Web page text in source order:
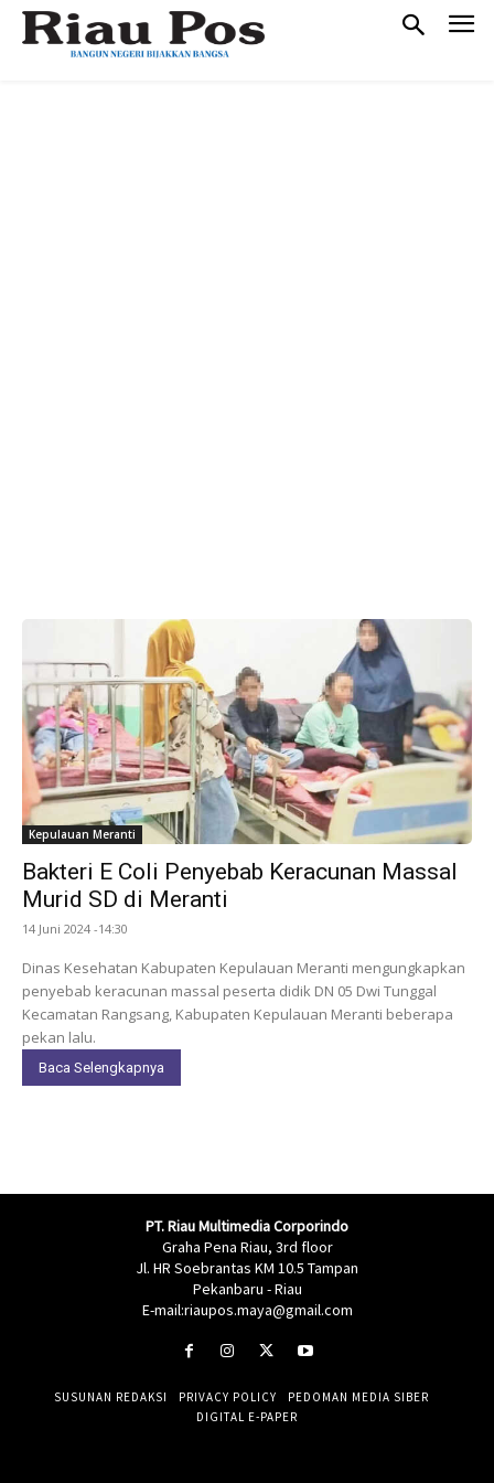
Kepulauan Meranti
Bakteri E Coli Penyebab Keracunan Massal
Murid SD di Meranti
14 Juni 2024 -14:30
Dinas Kesehatan Kabupaten Kepulauan Meranti mengungkapkan
penyebab keracunan massal peserta didik DN 05 Dwi Tunggal
Kecamatan Rangsang, Kabupaten Kepulauan Meranti beberapa
pekan lalu.
Baca Selengkapnya
PT. Riau Multimedia Corporindo
Graha Pena Riau, 3rd floor
Jl. HR Soebrantas KM 10.5 Tampan
Pekanbaru - Riau
E-mail:riaupos.maya@gmail.com
SUSUNAN REDAKSI PRIVACY POLICY
PEDOMAN MEDIA SIBER
DIGITAL E-PAPER